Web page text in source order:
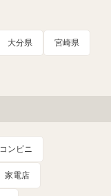
大分県 宮崎県
ンビニ
家電店